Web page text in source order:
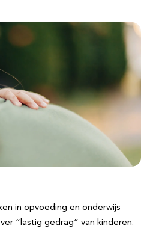
in opvoeding en onderwijs
“lastig gedrag” van kinderen.